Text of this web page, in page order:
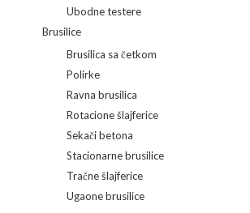
Ubodne testere
Brusilice
Brusilica sa četkom
Polirke
Ravna brusilica
Rotacione šlajferice
Sekači betona
Stacionarne brusilice
Tračne šlajferice
Ugaone brusilice